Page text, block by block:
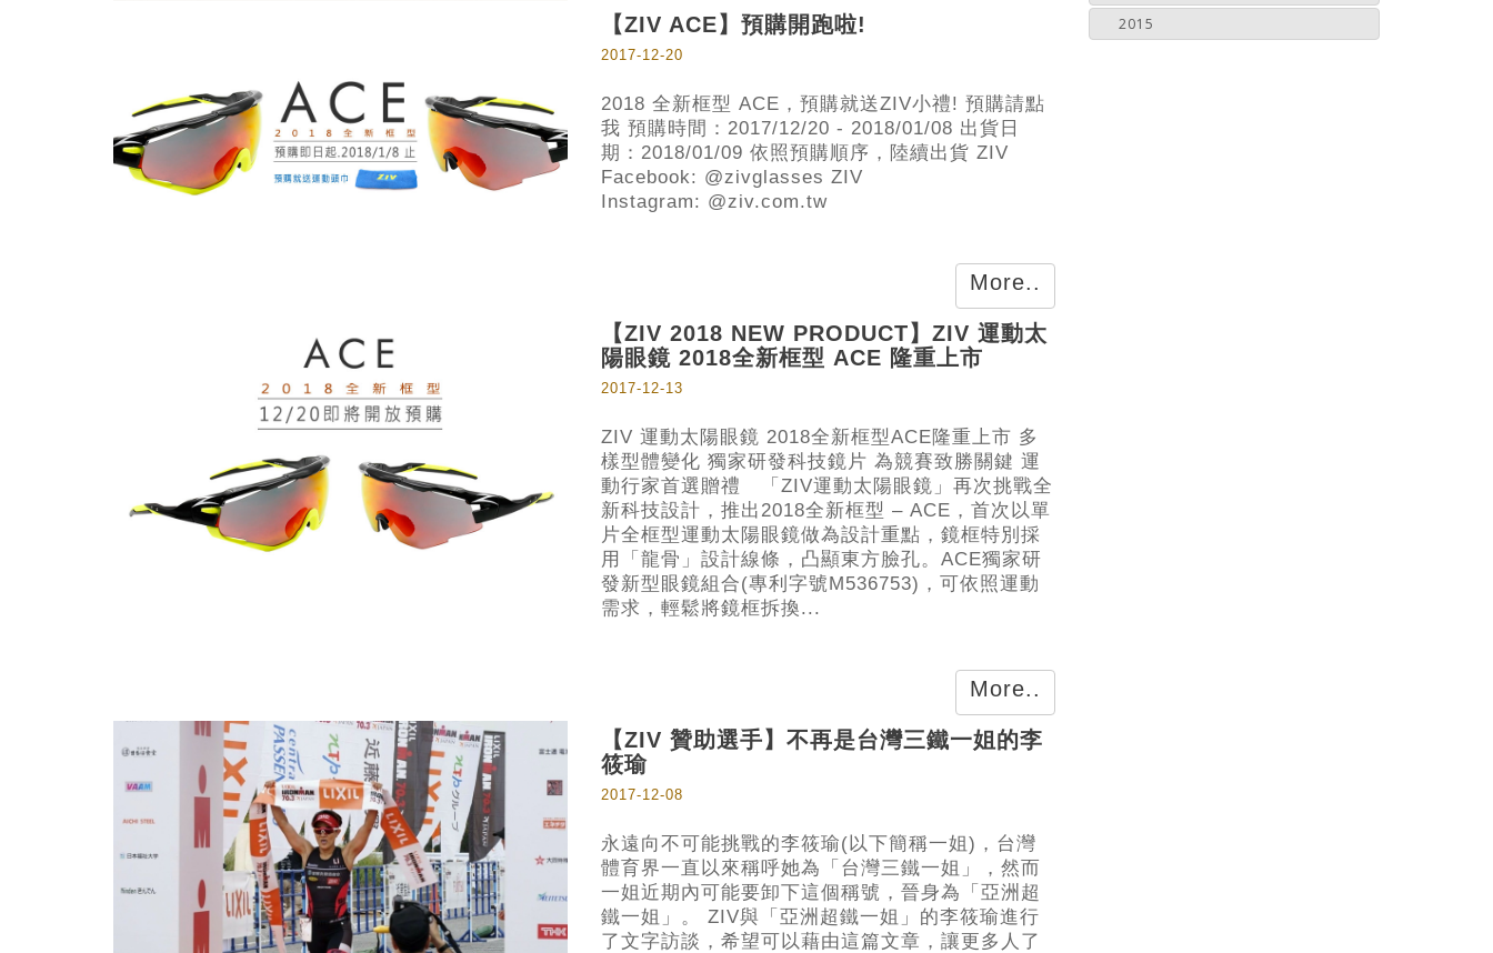
【ZIV ACE】預購開跑啦!
2017-12-20
2018 全新框型 ACE，預購就送ZIV小禮! 預購請點
我 預購時間：2017/12/20 - 2018/01/08 出貨日
期：2018/01/09 依照預購順序，陸續出貨 ZIV
Facebook: @zivglasses ZIV
Instagram: @ziv.com.tw
More..
【ZIV 2018 NEW PRODUCT】ZIV 運動太
陽眼鏡 2018全新框型 ACE 隆重上市
2017-12-13
ZIV 運動太陽眼鏡 2018全新框型ACE隆重上市 多
樣型體變化 獨家研發科技鏡片 為競賽致勝關鍵 運
動行家首選贈禮 「ZIV運動太陽眼鏡」再次挑戰全
新科技設計，推出2018全新框型 – ACE，首次以單
片全框型運動太陽眼鏡做為設計重點，鏡框特別採
用「龍骨」設計線條，凸顯東方臉孔。ACE獨家研
發新型眼鏡組合(專利字號M536753)，可依照運動
需求，輕鬆將鏡框拆換...
More..
​【ZIV 贊助選手】不再是台灣三鐵一姐的李
筱瑜
2017-12-08
永遠向不可能挑戰的李筱瑜(以下簡稱一姐)，台灣
體育界一直以來稱呼她為「台灣三鐵一姐」，然而
一姐近期內可能要卸下這個稱號，晉身為「亞洲超
鐵一姐」。 ZIV與「亞洲超鐵一姐」的李筱瑜進行
了文字訪談，希望可以藉由這篇文章，讓更多人了
2015